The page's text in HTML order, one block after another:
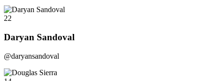
22
Daryan Sandoval
@daryansandoval